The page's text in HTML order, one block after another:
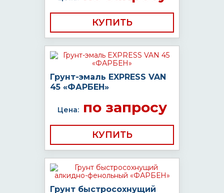
КУПИТЬ
Грунт-эмаль EXPRESS VAN
45 «ФАРБЕН»
Цена:по запросу
КУПИТЬ
Грунт быстросохнущий